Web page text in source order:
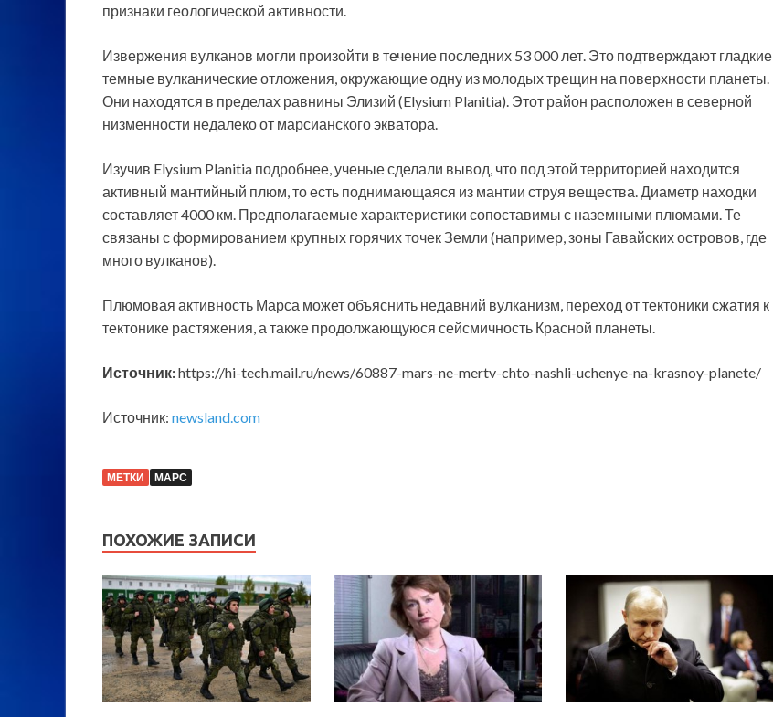
признаки геологической активности.
Извержения вулканов могли произойти в течение последних 53 000 лет. Это подтверждают гладкие
темные вулканические отложения, окружающие одну из молодых трещин на поверхности планеты.
Они находятся в пределах равнины Элизий (Elysium Planitia). Этот район расположен в северной
низменности недалеко от марсианского экватора.
Изучив Elysium Planitia подробнее, ученые сделали вывод, что под этой территорией находится
активный мантийный плюм, то есть поднимающаяся из мантии струя вещества. Диаметр находки
составляет 4000 км. Предполагаемые характеристики сопоставимы с наземными плюмами. Те
связаны с формированием крупных горячих точек Земли (например, зоны Гавайских островов, где
много вулканов).
Плюмовая активность Марса может объяснить недавний вулканизм, переход от тектоники сжатия к
тектонике растяжения, а также продолжающуюся сейсмичность Красной планеты.
Источник:https://hi-tech.mail.ru/news/60887-mars-ne-mertv-chto-nashli-uchenye-na-krasnoy-planete/
Источник: newsland.com
МЕТКИ МАРС
ПОХОЖИЕ ЗАПИСИ